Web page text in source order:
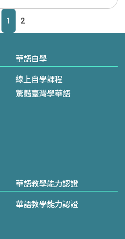
1 2
華語自學
線上自學課程
驚豔臺灣學華語
華語教學能力認證
華語教學能力認證